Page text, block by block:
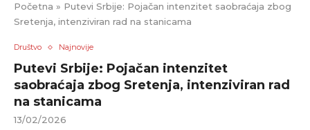
Početna » Putevi Srbije: Pojačan intenzitet saobraćaja zbog
Sretenja, intenziviran rad na stanicama
Društvo Najnovije
Putevi Srbije: Pojačan intenzitet
saobraćaja zbog Sretenja, intenziviran rad
na stanicama
13/02/2026